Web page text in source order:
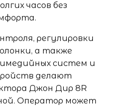
часов без
регулировки
а также
систем и
делают
Джон Дир 8R
Оператор может